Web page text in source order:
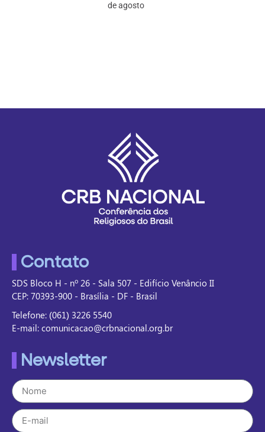
de agosto
Contato
SDS Bloco H - nº 26 - Sala 507 - Edifício Venâncio II
CEP: 70393-900 - Brasília - DF - Brasil
Telefone: (061) 3226 5540
E-mail: comunicacao@crbnacional.org.br
Newsletter